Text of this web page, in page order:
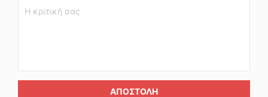
ΑΠΟΣΤΟΛΉ